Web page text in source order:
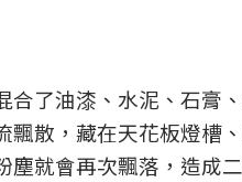
合了油漆、水泥、石膏
飄散，藏在天花板燈槽
就會再次飄落，造成